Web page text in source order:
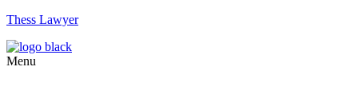
Thess Lawyer
Menu